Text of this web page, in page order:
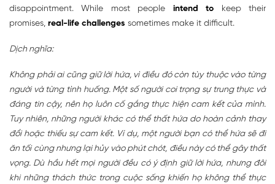
disappointment. While most people intend to keep their
promises, real-life challenges sometimes make it difficult.
Dịch nghĩa:
Không phải ai cũng giữ lời hứa, vì điều đó còn tùy thuộc vào từng
người và từng tình huống. Một số người coi trọng sự trung thực và
đáng tin cậy, nên họ luôn cố gắng thực hiện cam kết của mình.
Tuy nhiên, những người khác có thể thất hứa do hoàn cảnh thay
đổi hoặc thiếu sự cam kết. Ví dụ, một người bạn có thể hứa sẽ đi
ăn tối cùng nhưng lại hủy vào phút chót, điều này có thể gây thất
vọng. Dù hầu hết mọi người đều có ý định giữ lời hứa, nhưng đôi
khi những thách thức trong cuộc sống khiến họ không thể thực